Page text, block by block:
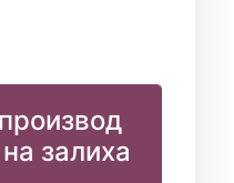
залиха